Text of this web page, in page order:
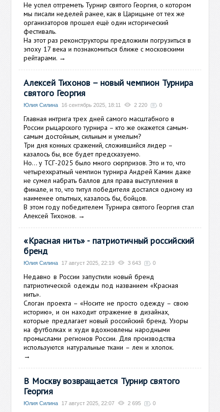
Не успел отгреметь Турнир святого Георгия, о котором
мы писали неделей ранее, как в Царицыне от тех же
организаторов прошел ещё один исторический
фестиваль.
На этот раз реконструкторы предложили погрузиться в
эпоху 17 века и познакомиться ближе с московскими
рейтарами. →
Алексей Тихонов – новый чемпион Турнира
святого Георгия
Юлия Силина 16 сентябрь 2025, 18:11 2 220 0
Главная интрига трех дней самого масштабного в
России рыцарского турнира – кто же окажется самым-
самым достойным, сильным и умелым?
Три дня конных сражений, сложившийся лидер –
казалось бы, все будет предсказуемо.
Но… у ТСГ-2025 было много сюрпризов. Это и то, что
четырехкратный чемпион турнира Андрей Камин даже
не сумел набрать баллов для права выступления в
финале, и то, что титул победителя достался одному из
наименее опытных, казалось бы, бойцов.
В этом году победителем Турнира святого Георгия стал
Алексей Тихонов. →
«Красная нить» - патриотичный российский
бренд
Юлия Силина 17 август 2025, 22:19 3 643 0
Недавно в России запустили новый бренд
патриотической одежды под названием «Красная
нить».
Слоган проекта – «Носите не просто одежду – свою
историю», и он находит отражение в дизайнах,
которые предлагает новый российский бренд. Узоры
на футболках и худи вдохновлены народными
промыслами регионов России. Для производства
используются натуральные ткани – лен и хлопок.
→
В Москву возвращается Турнир святого
Георгия
Юлия Силина 17 август 2025, 22:07 2 695 0